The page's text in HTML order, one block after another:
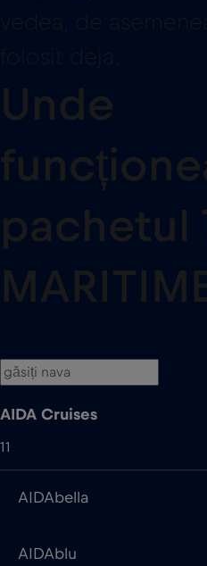
vedea, de
folosit deja.
Unde
pachetul
AIDA Cruises
11
AIDAbella
AIDAblu